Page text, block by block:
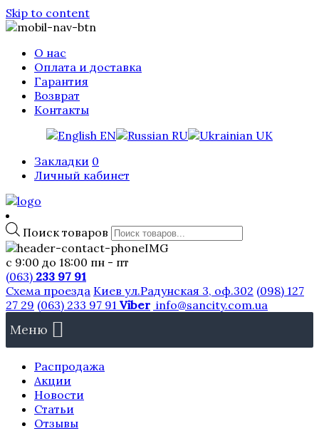
Skip to content
О нас
Оплата и доставка
Гарантия
Возврат
Контакты
EN
RU
UK
Закладки 0
Личный кабинет
Поиск товаров
с 9:00 до 18:00 пн - пт
(063) 233 97 91
Схема проезда Киев ул.Радунская 3, оф.302 (098) 127
27 29 (063) 233 97 91 Viber info@sancity.com.ua
Меню
Распродажа
Акции
Новости
Статьи
Отзывы